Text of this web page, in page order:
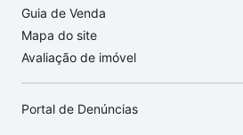
Guia de Venda
Mapa do site
Avaliação de imóvel
Portal de Denúncias